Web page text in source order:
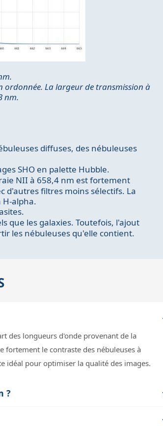
ordonnée. La largeur de transmission à
nm.
diffuses, des nébuleuses
SHO en palette Hubble.
NII à 658,4 nm est fortement
d'autres filtres moins sélectifs. La
H-alpha.
que les galaxies. Toutefois, l'ajout
les nébuleuses qu'elle contient.
des longueurs d'onde provenant de la
fortement le contraste des nébuleuses à
idéal pour optimiser la qualité des images.
?